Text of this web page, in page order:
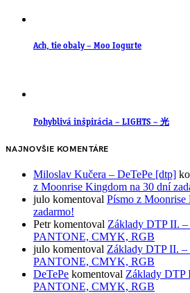
Ach, tie obaly – Moo Iogurte
Pohyblivá inšpirácia – LIGHTS – 光
NAJNOVŠIE KOMENTÁRE
Miloslav Kučera – DeTePe [dtp]
z Moonrise Kingdom na 30 dní
julo komentoval Písmo z
zadarmo!
Petrkomentoval Základy DTP II. –
PANTONE, CMYK, RGB
julo komentoval Základy DTP II. –
PANTONE, CMYK, RGB
DeTePe komentoval Základy DTP
PANTONE, CMYK, RGB